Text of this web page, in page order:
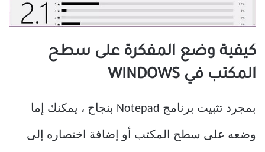
كيفية وضع المفكرة على سطح
المكتب في WINDOWS
بمجرد تثبيت برنامج Notepad بنجاح ، يمكنك إما
وضعه على سطح المكتب أو إضافة اختصاره إلى